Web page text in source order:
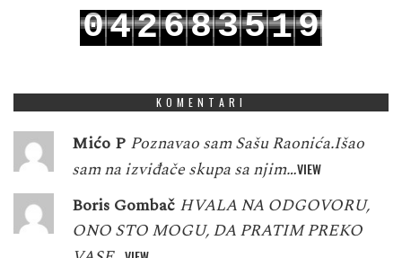
042683519
KOMENTARI
Mićo P Poznavao sam Sašu Raonića.Išao
sam na izviđače skupa sa njim…VIEW
Boris Gombač HVALA NA ODGOVORU,
ONO STO MOGU, DA PRATIM PREKO